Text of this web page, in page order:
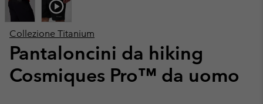
Collezione Titanium
Pantaloncini da hiking
Cosmiques Pro™ da uomo